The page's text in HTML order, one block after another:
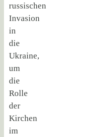
russischen
Invasion
in
die
Ukraine,
um
die
Rolle
der
Kirchen
im